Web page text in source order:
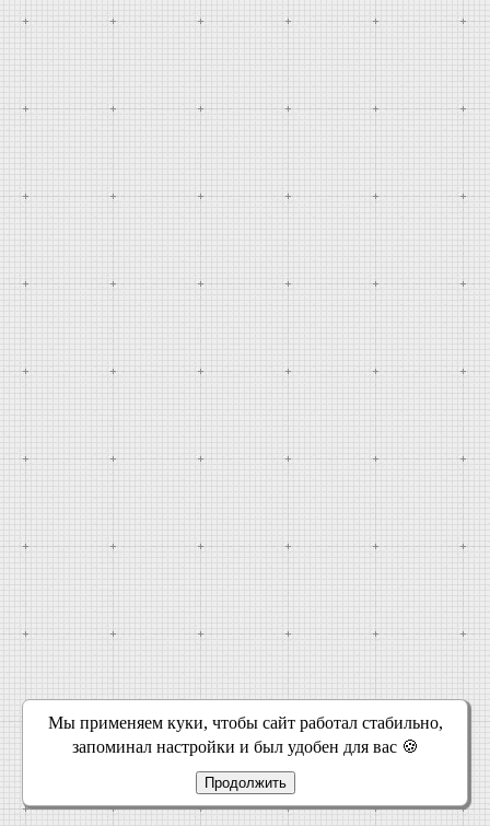
Мы применяем куки, чтобы сайт работал стабильно,
запоминал настройки и был удобен для вас 🍪
Продолжить